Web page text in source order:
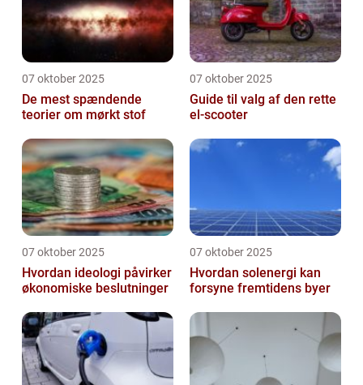
07 oktober 2025
De mest spændende
teorier om mørkt stof
07 oktober 2025
Guide til valg af den rette
el-scooter
07 oktober 2025
Hvordan ideologi påvirker
økonomiske beslutninger
07 oktober 2025
Hvordan solenergi kan
forsyne fremtidens byer